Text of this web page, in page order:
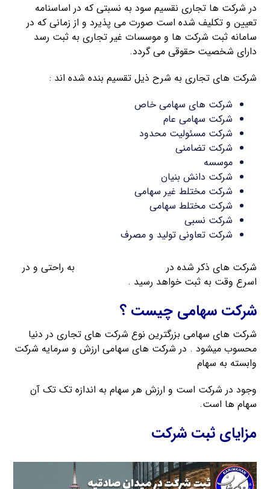
در شرکت ها تجاری نقسیم سود به نسبتی که در اساسنامه
تعیین و تکلیف شده است صورت می پذیرد و از زمانی که در
سامانه ثبت شرکت ها و موسسات غیر تجاری به ثبت رسد
دارای شخصیت حقوقی می گردد.
شرکت های تجاری به شرح ذیل تقسیم بنده شده اند :
شرکت های سهامی خاص
شرکت سهامی عام
شرکت مسئولیت محدود
شرکت تضامنی
موسسه
شرکت دانش بنیان
شرکت مختلط غیر سهامی
شرکت مختلط سهامی
شرکت نسبی
شرکت تعاونی تولید و مصرف
شرکت های ذکر شده در
به راحتی و در
اسرع وقت به ثبت خواهد رسید .
شرکت سهامی چیست ؟
شرکت های سهامی بزرگترین نوع شرکت های تجاری در دنیا
محسوب میشود . در شرکت های سهامی ارزش و سرمایه شرکت
وابسته به سهام
وجود در شرکت است و ارزش هر سهام به اندازه تک تک آن
سهام ها است.
مزایای ثبت شرکت